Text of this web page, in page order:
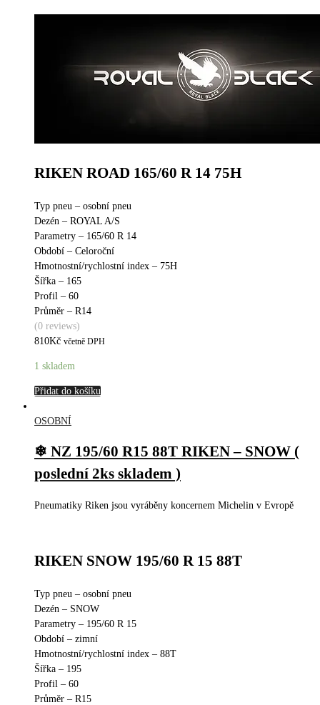
RIKEN ROAD 165/60 R 14 75H
Typ pneu – osobní pneu
Dezén – ROYAL A/S
Parametry – 165/60 R 14
Období – Celoroční
Hmotnostní/rychlostní index – 75H
Šířka – 165
Profil – 60
Průměr – R14
(0 reviews)
810Kč včetně DPH
1 skladem
Přidat do košíku
OSOBNÍ
❄ NZ 195/60 R15 88T RIKEN – SNOW (
poslední 2ks skladem )
Pneumatiky Riken jsou vyráběny koncernem Michelin v Evropě
RIKEN SNOW 195/60 R 15 88T
Typ pneu – osobní pneu
Dezén – SNOW
Parametry – 195/60 R 15
Období – zimní
Hmotnostní/rychlostní index – 88T
Šířka – 195
Profil – 60
Průměr – R15